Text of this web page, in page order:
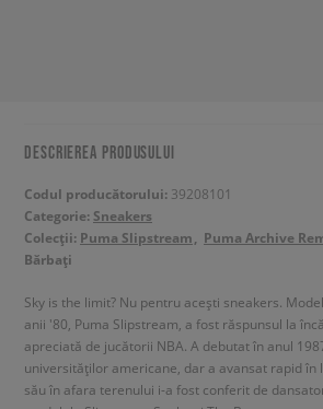
DESCRIEREA PRODUSULUI
Codul producătorului: 39208101
Categorie: Sneakers
Colecții: Puma Slipstream
Puma Archive
Bărbați
Sky is the limit? Nu pentru acești sneakers.
anii '80, Puma Slipstream, a fost răspunsul la
apreciată de jucătorii NBA. A debutat în anul
universităților americane, dar a avansat rapid în
său în afara terenului i-a fost conferit de